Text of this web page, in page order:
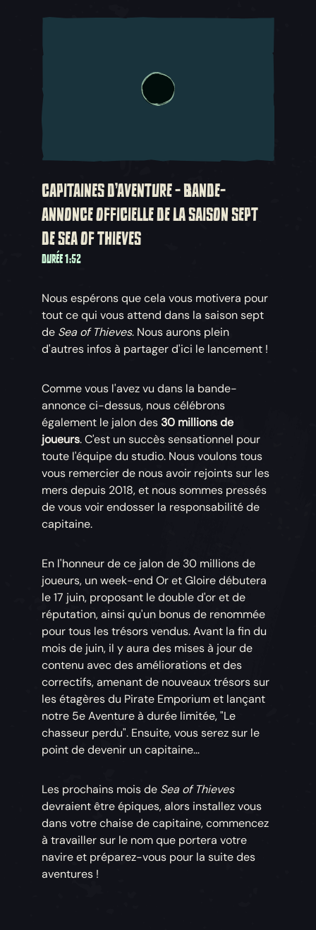
CAPITAINES D'AVENTURE - BANDE-
ANNONCE OFFICIELLE DE LA SAISON SEPT
DE SEA OF THIEVES
DURÉE 1:52
Nous espérons que cela vous motivera pour
tout ce qui vous attend dans la saison sept
de Sea of Thieves. Nous aurons plein
d'autres infos à partager d'ici le lancement !
Comme vous l'avez vu dans la bande-
annonce ci-dessus, nous célébrons
également le jalon des30 millions de
joueurs. C'est un succès sensationnel pour
toute l'équipe du studio. Nous voulons tous
vous remercier de nous avoir rejoints sur les
mers depuis 2018, et nous sommes pressés
de vous voir endosser la responsabilité de
capitaine.
En l'honneur de ce jalon de 30 millions de
joueurs, un week-end Or et Gloire débutera
le 17 juin, proposant le double d'or et de
réputation, ainsi qu'un bonus de renommée
pour tous les trésors vendus. Avant la fin du
mois de juin, il y aura des mises à jour de
contenu avec des améliorations et des
correctifs, amenant de nouveaux trésors sur
les étagères du Pirate Emporium et lançant
notre 5e Aventure à durée limitée, "Le
chasseur perdu". Ensuite, vous serez sur le
point de devenir un capitaine…
Les prochains mois de Sea of Thieves
devraient être épiques, alors installez vous
dans votre chaise de capitaine, commencez
à travailler sur le nom que portera votre
navire et préparez-vous pour la suite des
aventures !